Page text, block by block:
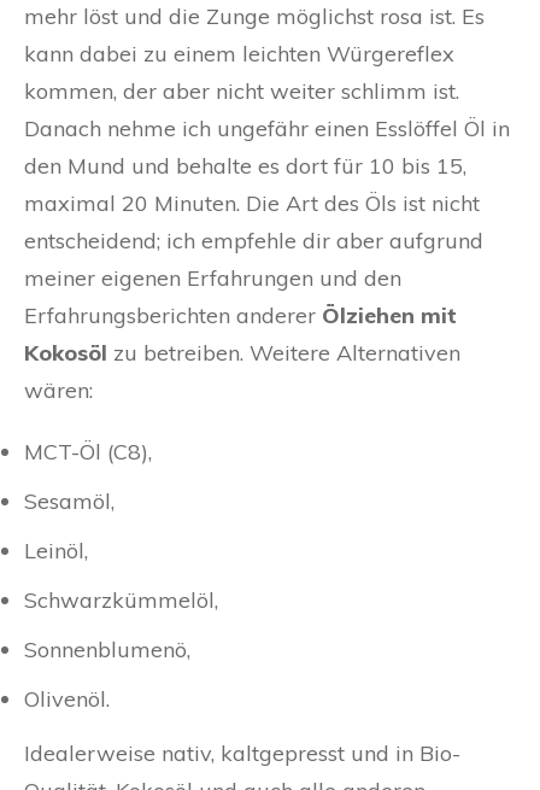
mehr löst und die Zunge möglichst rosa ist. Es
kann dabei zu einem leichten Würgereflex
kommen, der aber nicht weiter schlimm ist.
Danach nehme ich ungefähr einen Esslöffel Öl in
den Mund und behalte es dort für 10 bis 15,
maximal 20 Minuten. Die Art des Öls ist nicht
entscheidend; ich empfehle dir aber aufgrund
meiner eigenen Erfahrungen und den
Erfahrungsberichten anderer Ölziehen mit
Kokosöl zu betreiben. Weitere Alternativen
wären:
MCT-Öl (C8),
Sesamöl,
Leinöl,
Schwarzkümmelöl,
Sonnenblumenö,
Olivenöl.
Idealerweise nativ, kaltgepresst und in Bio-